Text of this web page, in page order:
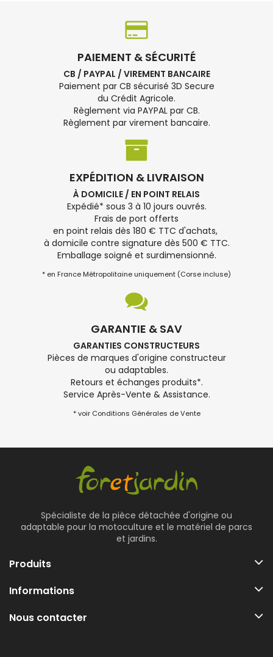
PAIEMENT & SÉCURITÉ
CB / PAYPAL / VIREMENT BANCAIRE
Paiement par CB sécurisé 3D Secure
du Crédit Agricole.
Règlement via PAYPAL par CB.
Règlement par virement bancaire.
EXPÉDITION & LIVRAISON
À DOMICILE / EN POINT RELAIS
Expédié* sous 3 à 10 jours ouvrés.
Frais de port offerts
en point relais dès 180 € TTC d'achats,
à domicile contre signature dès 500 € TTC.
Emballage soigné et surdimensionné.
* en France Métropolitaine uniquement (Corse incluse)
GARANTIE & SAV
GARANTIES CONSTRUCTEURS
Pièces de marques d'origine constructeur
ou adaptables.
Retours et échanges produits*.
Service Après-Vente & Assistance.
* voir Conditions Générales de Vente
Spécialiste de la pièce détachée d'origine ou
adaptable pour la motoculture et le matériel de parcs
et jardins.
Produits
Informations
Nous contacter